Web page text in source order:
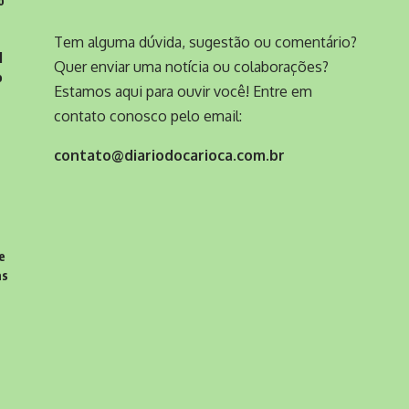
Tem alguma dúvida, sugestão ou comentário?
Quer enviar uma notícia ou colaborações?
Estamos aqui para ouvir você! Entre em
contato conosco pelo email:
contato@diariodocarioca.com.br